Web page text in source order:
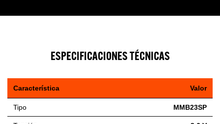
ESPECIFICACIONES TÉCNICAS
Característica Valor
Tipo MMB23SP